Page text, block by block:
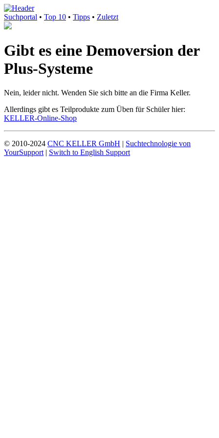
Suchportal • Top 10 • Tipps • Zuletzt
Gibt es eine Demoversion der
Plus-Systeme
Nein, leider nicht. Wenden Sie sich bitte an die Firma Keller.
Allerdings gibt es Teilprodukte zum Üben für Schüler hier:
KELLER-Online-Shop
© 2010-2024 CNC KELLER GmbH | Suchtechnologie von
YourSupport | Switch to English Support